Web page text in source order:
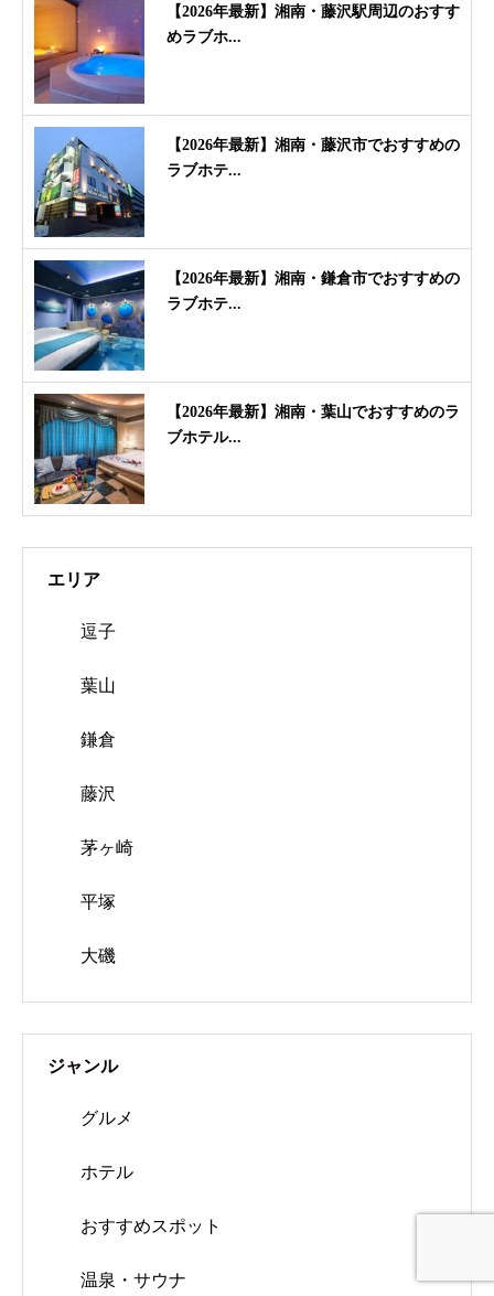
【2026年最新】湘南・藤沢駅周辺のおすす
めラブホ...
【2026年最新】湘南・藤沢市でおすすめの
ラブホテ...
【2026年最新】湘南・鎌倉市でおすすめの
ラブホテ...
【2026年最新】湘南・葉山でおすすめのラ
ブホテル...
エリア
逗子
葉山
鎌倉
藤沢
茅ヶ崎
平塚
大磯
ジャンル
グルメ
ホテル
おすすめスポット
温泉・サウナ